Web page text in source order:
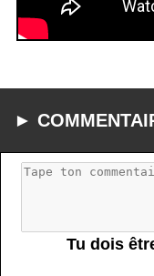
►
Tu dois